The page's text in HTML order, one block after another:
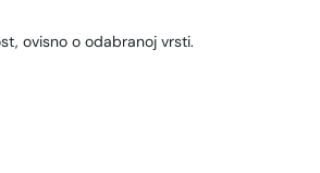
ovisno o odabranoj vrsti.